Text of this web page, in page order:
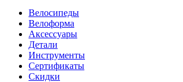
Велосипеды
Велоформа
Аксессуары
Детали
Инструменты
Сертификаты
Скидки